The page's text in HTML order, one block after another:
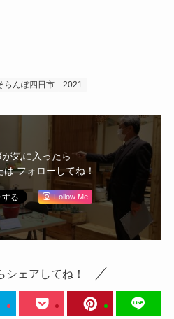
らんぽ四日市 2021
が気に入ったら
フォローしてね！
Follow Me
シェアしてね！